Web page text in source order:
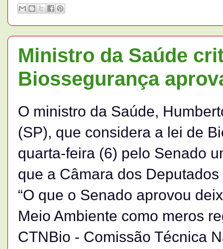
Ministro da Saúde
Biossegurança
O ministro da Saúde,
(SP), que considera a lei de
quarta-feira (6) pelo Senado
que a Câmara dos
“O que o Senado aprovou
Meio Ambiente como meros
CTNBio - Comissão Técnica